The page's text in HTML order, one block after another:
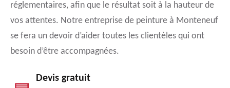
réglementaires, afin que le résultat soit à la hauteur de
vos attentes. Notre entreprise de peinture à Monteneuf
se fera un devoir d’aider toutes les clientèles qui ont
besoin d’être accompagnées.
Devis gratuit